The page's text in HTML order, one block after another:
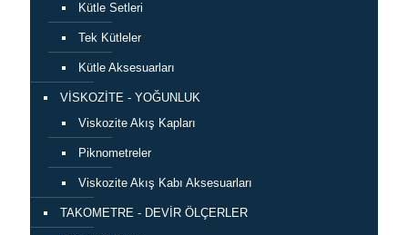
Kütle Setleri
Tek Kütleler
Kütle Aksesuarları
VİSKOZİTE - YOĞUNLUK
Viskozite Akış Kapları
Piknometreler
Viskozite Akış Kabı Aksesuarları
TAKOMETRE - DEVİR ÖLÇERLER